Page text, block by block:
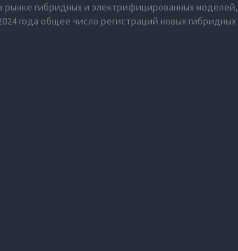
рынке гибридных и электрифицированных моделей,
года общее число регистраций новых гибридных